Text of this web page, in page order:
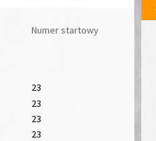
Numer startowy
23
23
23
23